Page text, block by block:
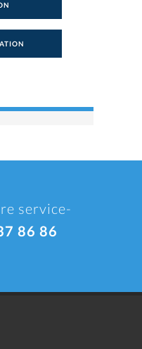
service-
86 86